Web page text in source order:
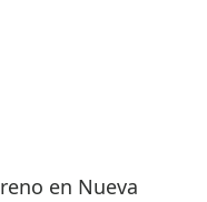
en Nueva